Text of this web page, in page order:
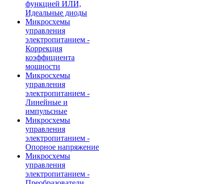
функцией ИЛИ,
Идеальные диоды
Микросхемы
управления
электропитанием -
Коррекция
коэффициента
мощности
Микросхемы
управления
электропитанием -
Линейные и
импульсные
Микросхемы
управления
электропитанием -
Опорное напряжение
Микросхемы
управления
электропитанием -